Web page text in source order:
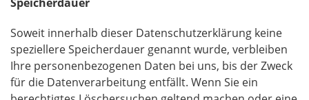
Soweit innerhalb dieser Datenschutzerklärung keine
speziellere Speicherdauer genannt wurde, verbleiben
Ihre personenbezogenen Daten bei uns, bis der Zweck
für die Datenverarbeitung entfällt. Wenn Sie ein